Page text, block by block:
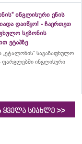
ინგლისური ენის
დაიწყო! - ჩაერთეთ
სეზონის
ეტაპზე
„ეტალონის“ საგაზაფხულო
ფარგლებში ინგლისური
ყველა სიახლე >>